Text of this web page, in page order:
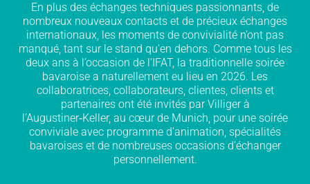
En plus des échanges techniques passionnants, de
nombreux nouveaux contacts et de précieux échanges
internationaux, les moments de convivialité n’ont pas
manqué, tant sur le stand qu’en dehors. Comme tous les
deux ans à l’occasion de l’IFAT, la traditionnelle soirée
bavaroise a naturellement eu lieu en 2026. Les
collaboratrices, collaborateurs, clientes, clients et
partenaires ont été invités par Villiger à
l’Augustiner‑Keller, au cœur de Munich, pour une soirée
conviviale avec programme d’animation, spécialités
bavaroises et de nombreuses occasions d’échanger
personnellement.